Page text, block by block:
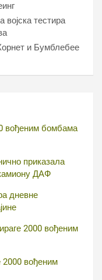
војска тестира
и Бумблебее
вођеним бомбама
приказала
ДАФ
дневне
2000 вођеним
вођеним